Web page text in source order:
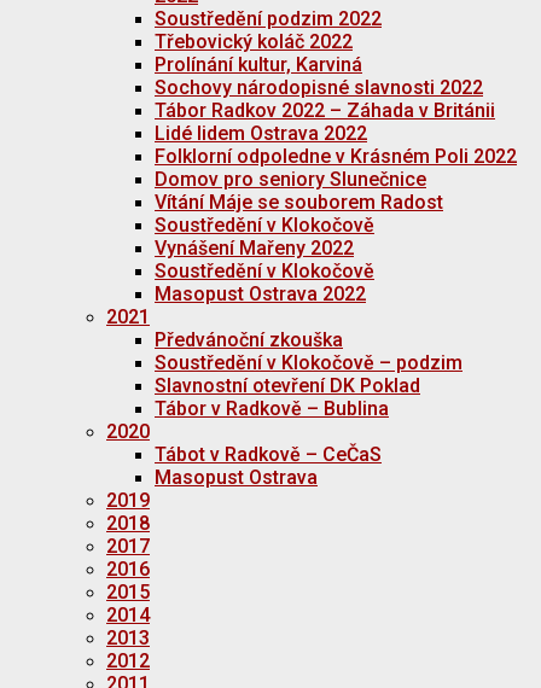
Soustředění podzim 2022
Třebovický koláč 2022
Prolínání kultur, Karviná
Sochovy národopisné slavnosti 2022
Tábor Radkov 2022 – Záhada v Británii
Lidé lidem Ostrava 2022
Folklorní odpoledne v Krásném Poli 2022
Domov pro seniory Slunečnice
Vítání Máje se souborem Radost
Soustředění v Klokočově
Vynášení Mařeny 2022
Soustředění v Klokočově
Masopust Ostrava 2022
2021
Předvánoční zkouška
Soustředění v Klokočově – podzim
Slavnostní otevření DK Poklad
Tábor v Radkově – Bublina
2020
Tábot v Radkově – CeČaS
Masopust Ostrava
2019
2018
2017
2016
2015
2014
2013
2012